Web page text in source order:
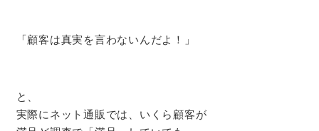
「顧客は真実を言わないんだよ！」
と、
実際にネット通販では、いくら顧客が